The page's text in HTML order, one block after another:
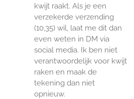
kwijt raakt. Als je een
verzekerde verzending
(10,35) wil, laat me dit dan
even weten in DM via
social media. Ik ben niet
verantwoordelijk voor kwijt
raken en maak de
tekening dan niet
opnieuw.